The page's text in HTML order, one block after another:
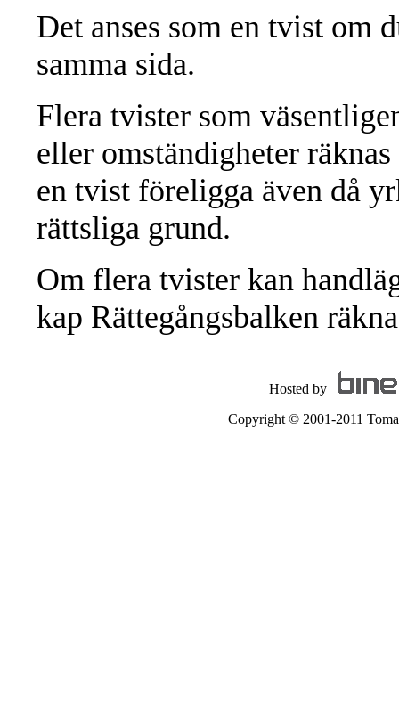
Det anses som en tvist om
samma sida.
Flera tvister som
eller omständigheter
en tvist föreligga även då
rättsliga grund.
Om flera tvister kan
kap Rättegångsbalken
Hosted by
Copyright © 2001-2011